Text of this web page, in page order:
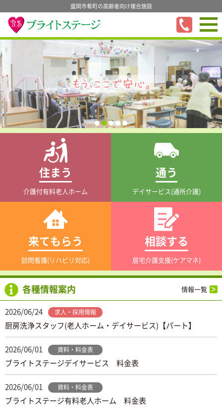
盛岡市肴町の高齢者向け複合施設
住まう
介護付有料老人ホーム
通う
デイサービス(通所介護)
来てもらう
訪問看護(リハビリ対応)
相談する
居宅介護支援(ケアマネ)
各種情報案内 情報一覧
2026/06/24 求人・採用情報
厨房洗浄スタッフ(老人ホーム・デイサービス)【パート】
2026/06/01 資料・料金表
ブライトステージデイサービス 料金表
2026/06/01 資料・料金表
ブライトステージ有料老人ホーム 料金表